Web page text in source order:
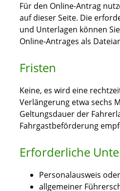
Für den Online-Antrag
auf dieser Seite. Die
und Unterlagen können
Online-Antrages als
Fristen
Keine, es wird eine
Verlängerung etwa sechs
Geltungsdauer der
Fahrgastbeförderung
Erforderliche
Personalausweis
allgemeiner